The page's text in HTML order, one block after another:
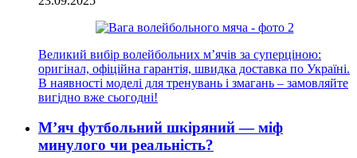
Великий вибір волейбольних м’ячів за суперціною:
оригінал, офіційна гарантія, швидка доставка по Україні.
В наявності моделі для тренувань і змагань – замовляйте
вигідно вже сьогодні!
М’яч футбольний шкіряний — міф
минулого чи реальність?